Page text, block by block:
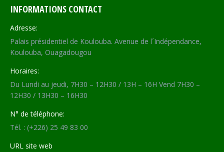
INFORMATIONS CONTACT
Adresse:
Palais présidentiel de Koulouba. Avenue de l´Indépendance,
Koulouba, Ouagadougou
Horaires:
Du Lundi au jeudi, 7H30 – 12H30 / 13H – 16H Vend 7H30 –
12H30 / 13H30 – 16H30
N° de téléphone:
Tél. : (+226) 25 49 83 00
URL site web